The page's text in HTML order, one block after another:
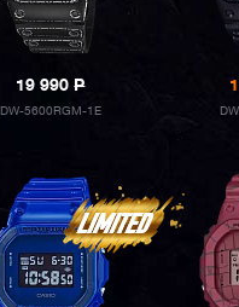
19 990P
DW-5600RGM-1E